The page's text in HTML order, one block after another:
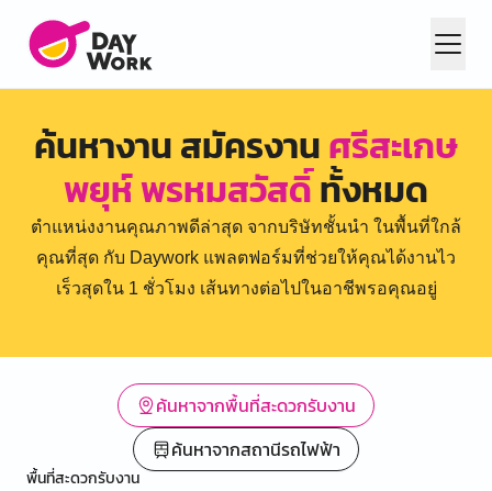
ค้นหางาน สมัครงานศรีสะเกษ
พยุห์ พรหมสวัสดิ์ทั้งหมด
ตำแหน่งงานคุณภาพดีล่าสุด จากบริษัทชั้นนำ ในพื้นที่ใกล้
คุณที่สุด กับ Daywork แพลตฟอร์มที่ช่วยให้คุณได้งานไว
เร็วสุดใน 1 ชั่วโมง เส้นทางต่อไปในอาชีพรอคุณอยู่
ค้นหาจากพื้นที่สะดวกรับงาน
ค้นหาจากสถานีรถไฟฟ้า
พื้นที่สะดวกรับงาน